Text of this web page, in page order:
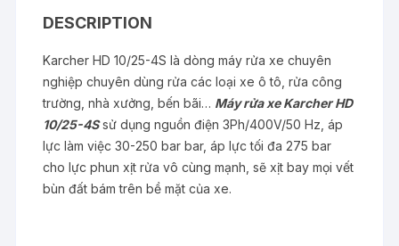
DESCRIPTION
Karcher HD 10/25-4S là dòng máy rửa xe chuyên
nghiệp chuyên dùng rửa các loại xe ô tô, rửa công
trường, nhà xưởng, bến bãi… Máy rửa xe Karcher HD
10/25-4Ssử dụng nguồn điện 3Ph/400V/50 Hz, áp
lực làm việc 30-250 bar bar, áp lực tối đa 275 bar
cho lực phun xịt rửa vô cùng mạnh, sẽ xịt bay mọi vết
bùn đất bám trên bề mặt của xe.